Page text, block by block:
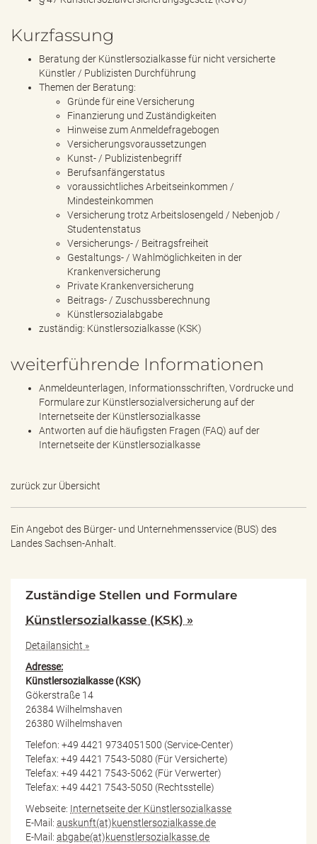
Kurzfassung
Beratung der Künstlersozialkasse für nicht versicherte
Künstler / Publizisten Durchführung
Themen der Beratung:
Gründe für eine Versicherung
Finanzierung und Zuständigkeiten
Hinweise zum Anmeldefragebogen
Versicherungsvoraussetzungen
Kunst- / Publizistenbegriff
Berufsanfängerstatus
voraussichtliches Arbeitseinkommen /
Mindesteinkommen
Versicherung trotz Arbeitslosengeld / Nebenjob /
Studentenstatus
Versicherungs- / Beitragsfreiheit
Gestaltungs- / Wahlmöglichkeiten in der
Krankenversicherung
Private Krankenversicherung
Beitrags- / Zuschussberechnung
Künstlersozialabgabe
zuständig: Künstlersozialkasse (KSK)
weiterführende Informationen
Anmeldeunterlagen, Informationsschriften, Vordrucke und
Formulare zur Künstlersozialversicherung auf der
Internetseite der Künstlersozialkasse
Antworten auf die häufigsten Fragen (FAQ) auf der
Internetseite der Künstlersozialkasse
zurück zur Übersicht
Ein Angebot des Bürger- und Unternehmensservice (BUS) des
Landes Sachsen-Anhalt.
Zuständige Stellen und Formulare
Künstlersozialkasse (KSK) »
Detailansicht »
Adresse:
Künstlersozialkasse (KSK)
Gökerstraße 14
26384 Wilhelmshaven
26380 Wilhelmshaven
Telefon: +49 4421 9734051500 (Service-Center)
Telefax: +49 4421 7543-5080 (Für Versicherte)
Telefax: +49 4421 7543-5062 (Für Verwerter)
Telefax: +49 4421 7543-5050 (Rechtsstelle)
Webseite: Internetseite der Künstlersozialkasse
E-Mail: auskunft(at)kuenstlersozialkasse.de
E-Mail: abgabe(at)kuenstlersozialkasse.de